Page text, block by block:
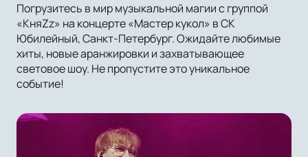
Погрузитесь в мир музыкальной магии с группой
«КняZz» на концерте «Мастер кукол» в СК
Юбилейный, Санкт-Петербург. Ожидайте любимые
хиты, новые аранжировки и захватывающее
световое шоу. Не пропустите это уникальное
событие!